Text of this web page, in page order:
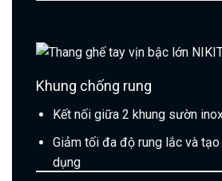
Khung chống rung
Kết nối giữa 2 khung sườn
Giảm tối đa độ rung lắc và
dụng